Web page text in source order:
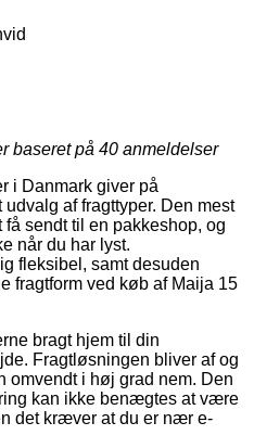
baseret på 40 anmeldelser
i Danmark giver på
af fragttyper. Den mest
sendt til en pakkeshop, og
når du har lyst.
fleksibel, samt desuden
fragtform ved køb af Maija 15
bragt hjem til din
Fragtløsningen bliver af og
omvendt i høj grad nem. Den
kan ikke benægtes at være
det kræver at du er nær e-